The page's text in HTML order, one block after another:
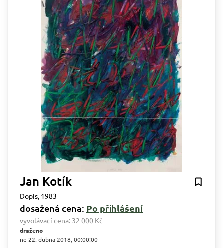
Jan Kotík
Dopis, 1983
dosažená cena: Po přihlášení
vyvolávací cena: 32 000 Kč
draženo
ne 22. dubna 2018, 00:00:00